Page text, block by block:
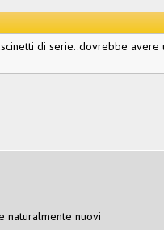
di serie..dovrebbe
naturalmente nuovi